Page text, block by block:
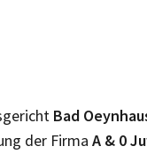
Bad
der Firma A & 0